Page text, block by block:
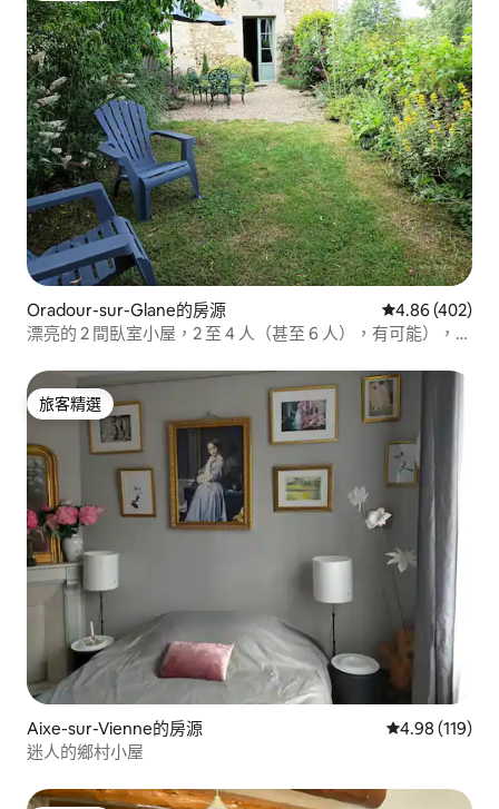
Oradour-sur-Glane的房源 從 402 則評價
4.86 (402)
漂亮的 2 間臥室小屋，2 至 4 人（甚至 6 人），有可能），有
旅客精選
旅客精選
Aixe-sur-Vienne的房源 從 119 則評價
4.98 (119)
迷人的鄉村小屋